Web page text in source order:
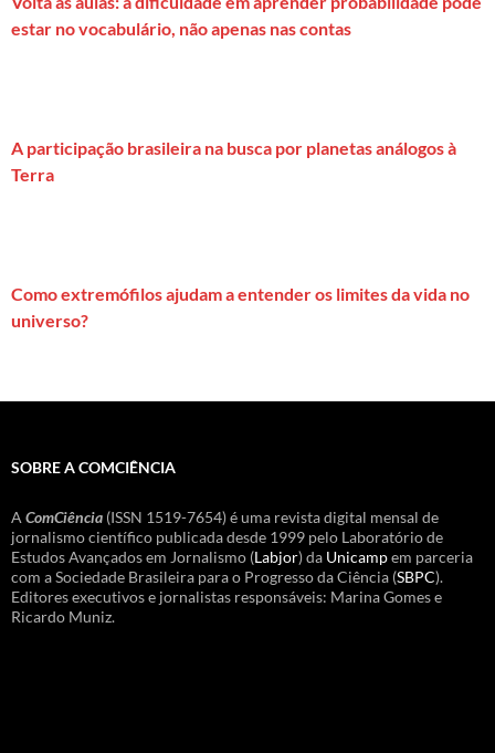
estar no vocabulário, não apenas nas contas
A participação brasileira na busca por planetas análogos à
Terra
Como extremófilos ajudam a entender os limites da vida no
universo?
SOBRE A COMCIÊNCIA
A ComCiência (ISSN 1519-7654) é uma revista digital mensal de
jornalismo científico publicada desde 1999 pelo Laboratório de
Estudos Avançados em Jornalismo (Labjor) da Unicampem parceria
com a Sociedade Brasileira para o Progresso da Ciência (SBPC).
Editores executivos e jornalistas responsáveis: Marina Gomes e
Ricardo Muniz.